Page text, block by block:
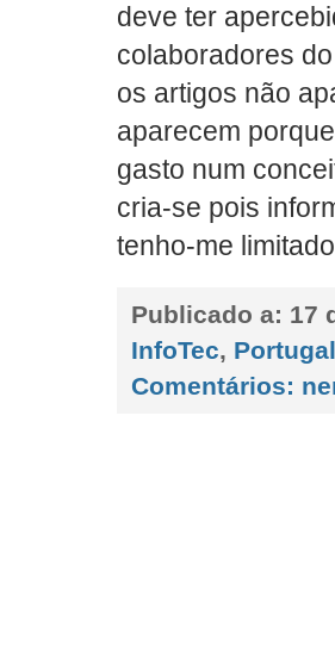
deve ter
colaboradores
os artigos não
aparecem
gasto num
cria-se pois
tenho-me
Publicado a: 17
InfoTec, Portugal
Comentários: